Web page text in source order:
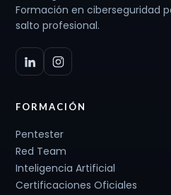
Formación en ciberseguridad
salto profesional.
FORMACIÓN
Pentester
Red Team
Inteligencia Artificial
Certificaciones Oficiales